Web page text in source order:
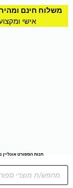
משלוח חינם ומהיר
אישי ומקצועי 9:00-
חנות הספורט אונליין מספר 1
Products
search